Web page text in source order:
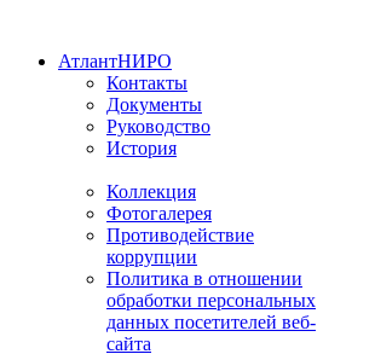
АтлантНИРО
Контакты
Документы
Руководство
История
Коллекция
Фотогалерея
Противодействие
коррупции
Политика в отношении
обработки персональных
данных посетителей веб-
сайта